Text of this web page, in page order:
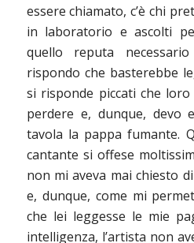
essere chiamato, c’è chi
in laboratorio e ascolti
quello reputa
rispondo che basterebbe
si risponde piccati che
perdere e, dunque, devo
tavola la pappa fumante.
cantante si offese
non mi aveva mai chiesto
e, dunque, come mi
che lei leggesse le mie
intelligenza, l’artista non